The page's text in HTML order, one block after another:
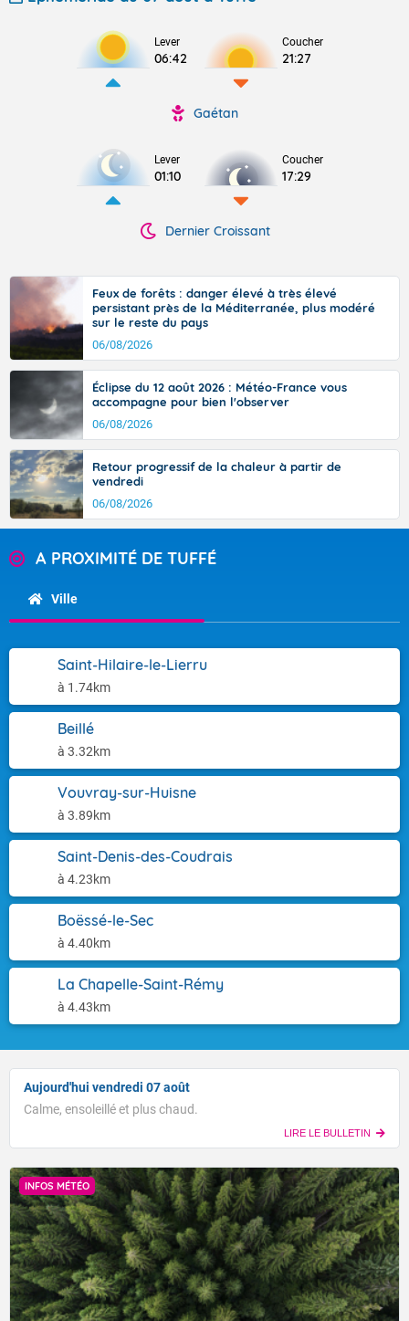
Lever
06:42
Coucher
21:27
Gaétan
Lever
01:10
Coucher
17:29
Dernier Croissant
Feux de forêts : danger élevé à très élevé
persistant près de la Méditerranée, plus modéré
sur le reste du pays
06/08/2026
Éclipse du 12 août 2026 : Météo-France vous
accompagne pour bien l'observer
06/08/2026
Retour progressif de la chaleur à partir de
vendredi
06/08/2026
A PROXIMITÉ DE TUFFÉ
Ville
Saint-Hilaire-le-Lierru
à 1.74km
Beillé
à 3.32km
Vouvray-sur-Huisne
à 3.89km
Saint-Denis-des-Coudrais
à 4.23km
Boëssé-le-Sec
à 4.40km
La Chapelle-Saint-Rémy
à 4.43km
Aujourd'hui vendredi 07 août
Calme, ensoleillé et plus chaud.
LIRE LE BULLETIN
INFOS MÉTÉO